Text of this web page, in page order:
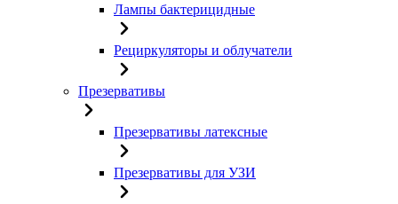
Лампы бактерицидные
Рециркуляторы и облучатели
Презервативы
Презервативы латексные
Презервативы для УЗИ